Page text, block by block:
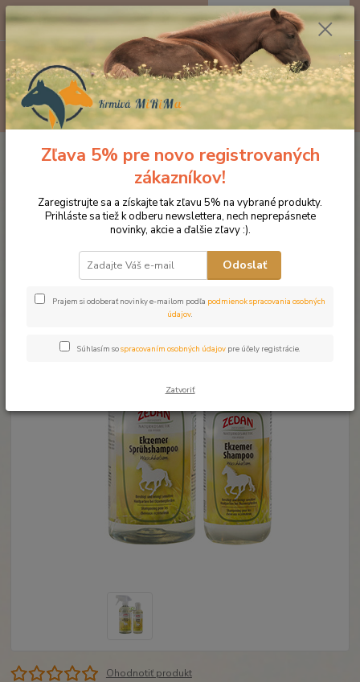
Menu
0ks
za0 €
Kozmetika pre kone Starostlivosť o kožu a srsť
Špeciálny
šampón pre kone s letným ekzémom
Špeciálny šampón pre kone s
letným ekzémom
Ohodnotiť produkt
Zľava 5% pre novo registrovaných
zákazníkov!
Zaregistrujte sa a získajte tak zľavu 5% na vybrané produkty.
Prihláste sa tiež k odberu newslettera, nech neprepásnete
novinky, akcie a ďalšie zľavy :).
Odoslať
Prajem si odoberať novinky e-mailom podľa podmienok spracovania osobných
údajov.
Súhlasím sospracovaním osobných údajov pre účely registrácie.
Zatvoriť